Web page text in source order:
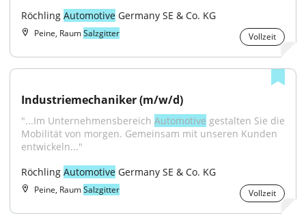
Röchling Automotive Germany SE & Co. KG
Peine, RaumSalzgitter Vollzeit
Industriemechaniker (m/w/d)
"...Im Unternehmensbereich Automotive gestalten Sie die
Mobilität von morgen. Gemeinsam mit unseren Kunden
entwickeln..."
Röchling Automotive Germany SE & Co. KG
Peine, RaumSalzgitter Vollzeit